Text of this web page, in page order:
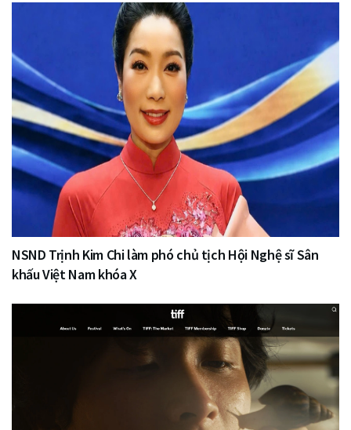
NSND Trịnh Kim Chi làm phó chủ tịch Hội Nghệ sĩ Sân
khấu Việt Nam khóa X